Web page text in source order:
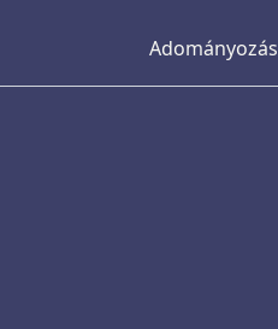
Adományozás